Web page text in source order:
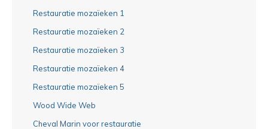
Restauratie mozaïeken 1
Restauratie mozaïeken 2
Restauratie mozaïeken 3
Restauratie mozaïeken 4
Restauratie mozaïeken 5
Wood Wide Web
Cheval Marin voor restauratie